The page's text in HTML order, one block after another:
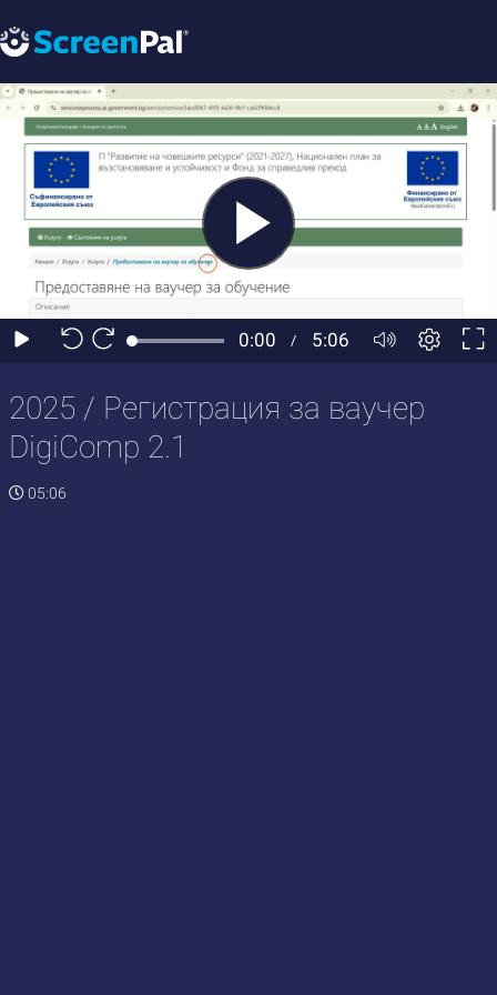
2025 / Регистрация за ваучер
DigiComp 2.1
05:06